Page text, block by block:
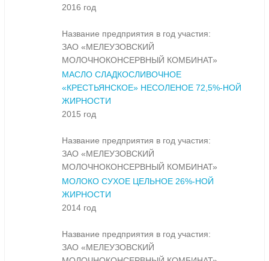
2016 год
Название предприятия в год участия:
ЗАО «МЕЛЕУЗОВСКИЙ
МОЛОЧНОКОНСЕРВНЫЙ КОМБИНАТ»
МАСЛО СЛАДКОСЛИВОЧНОЕ
«КРЕСТЬЯНСКОЕ» НЕСОЛЕНОЕ 72,5%-НОЙ
ЖИРНОСТИ
2015 год
Название предприятия в год участия:
ЗАО «МЕЛЕУЗОВСКИЙ
МОЛОЧНОКОНСЕРВНЫЙ КОМБИНАТ»
МОЛОКО СУХОЕ ЦЕЛЬНОЕ 26%-НОЙ
ЖИРНОСТИ
2014 год
Название предприятия в год участия:
ЗАО «МЕЛЕУЗОВСКИЙ